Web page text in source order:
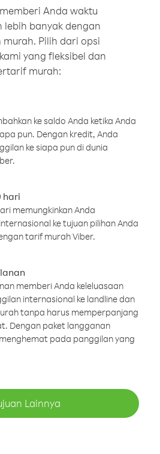
Anda waktu
lebih banyak dengan
murah. Pilih dari opsi
yang fleksibel dan
murah:
ke saldo Anda ketika Anda
pun. Dengan kredit, Anda
ke siapa pun di dunia
hari
memungkinkan Anda
ke tujuan pilihan Anda
tarif murah Viber.
memberi Anda keleluasaan
internasional ke landline dan
tanpa harus memperpanjang
Dengan paket langganan
pada panggilan yang
Lainnya